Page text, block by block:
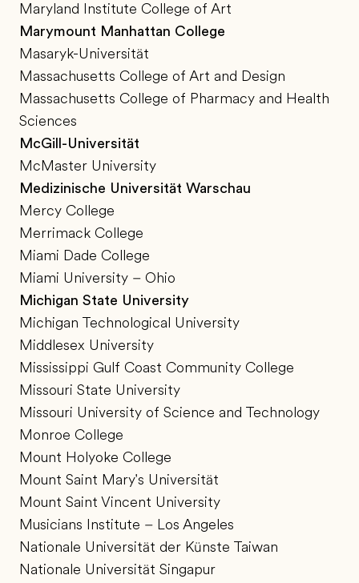
Maryland Institute College of Art
Marymount Manhattan College
Masaryk-Universität
Massachusetts College of Art and Design
Massachusetts College of Pharmacy and Health
Sciences
McGill-Universität
McMaster University
Medizinische Universität Warschau
Mercy College
Merrimack College
Miami Dade College
Miami University – Ohio
Michigan State University
Michigan Technological University
Middlesex University
Mississippi Gulf Coast Community College
Missouri State University
Missouri University of Science and Technology
Monroe College
Mount Holyoke College
Mount Saint Mary's Universität
Mount Saint Vincent University
Musicians Institute – Los Angeles
Nationale Universität der Künste Taiwan
Nationale Universität Singapur